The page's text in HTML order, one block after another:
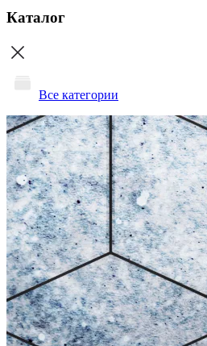
Каталог
Все категории